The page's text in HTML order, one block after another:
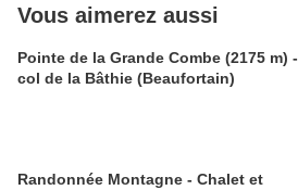
Vous aimerez aussi
Pointe de la Grande Combe (2175 m) -
col de la Bâthie (Beaufortain)
Randonnée Montagne - Chalet et